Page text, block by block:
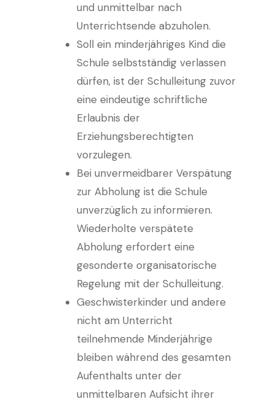
und unmittelbar nach
Unterrichtsende abzuholen.
Soll ein minderjähriges Kind die
Schule selbstständig verlassen
dürfen, ist der Schulleitung zuvor
eine eindeutige schriftliche
Erlaubnis der
Erziehungsberechtigten
vorzulegen.
Bei unvermeidbarer Verspätung
zur Abholung ist die Schule
unverzüglich zu informieren.
Wiederholte verspätete
Abholung erfordert eine
gesonderte organisatorische
Regelung mit der Schulleitung.
Geschwisterkinder und andere
nicht am Unterricht
teilnehmende Minderjährige
bleiben während des gesamten
Aufenthalts unter der
unmittelbaren Aufsicht ihrer